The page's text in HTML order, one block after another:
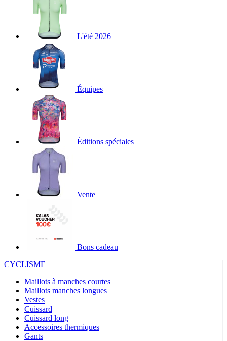
L'été 2026
Équipes
Éditions spéciales
Vente
Bons cadeau
CYCLISME
Maillots à manches courtes
Maillots manches longues
Vestes
Cuissard
Cuissard long
Accessoires thermiques
Gants